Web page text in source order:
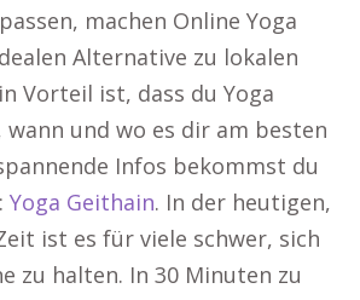
machen Online Yoga
Alternative zu lokalen
Vorteil ist, dass du Yoga
wann und wo es dir am besten
Infos bekommst du
Yoga Geithain. In der heutigen,
ist es für viele schwer, sich
zu halten. In 30 Minuten zu